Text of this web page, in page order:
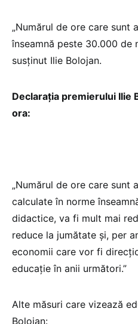
„Numărul de ore care sunt
înseamnă peste 30.000 de
susținut Ilie Bolojan.
Declarația premierului Ilie
ora:
„Numărul de ore care sunt
calculate în norme
didactice, va fi mult mai
reduce la jumătate și, per
economii care vor fi
educație în anii următori.”
Alte măsuri care vizează
Bolojan: